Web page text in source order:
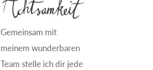
Gemeinsam mit
meinem wunderbaren
Team stelle ich dir jede